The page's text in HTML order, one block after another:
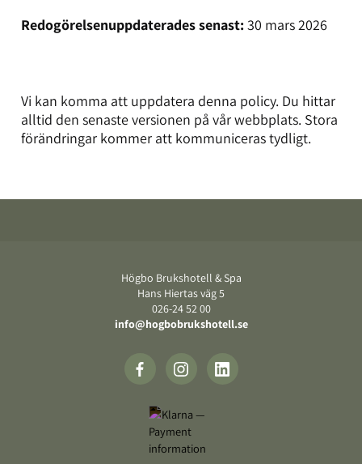
Redogörelsenuppdaterades senast: 30 mars 2026
Vi kan komma att uppdatera denna policy. Du hittar
alltid den senaste versionen på vår webbplats. Stora
förändringar kommer att kommuniceras tydligt.
Högbo Brukshotell & Spa
Hans Hiertas väg 5
‍026-24 52 00
info@hogbobrukshotell.se